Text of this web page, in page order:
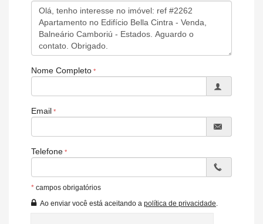
Sala de Estar
Banheiro Social
Acabamento em Gesso
Características do Empreendimento
Sala de Jogos
Salão de Festas
Espaço Fitness
Playground
Bicicletário
Box de Praia
Endereço:
Rua São Paulo, nº 120
Estados
Nome Completo
Email
Telefone
* campos obrigatórios
Ao enviar você está aceitando a política de privacidade